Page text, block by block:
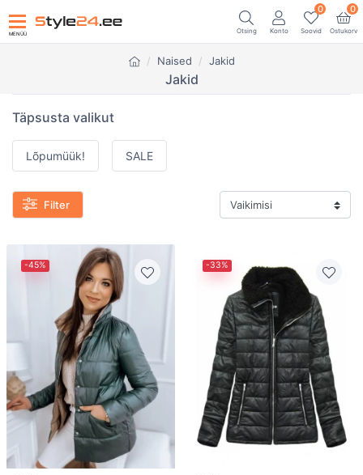
MENÜÜ Otsing Konto
0
Soovid
0
Ostukorv
Naised Jakid
Jakid
Täpsusta valikut
Lõpumüük! SALE
Filter
-45% -33%